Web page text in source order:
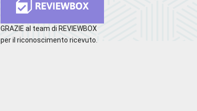
GRAZIE al team di REVIEWBOX
per il riconoscimento ricevuto.